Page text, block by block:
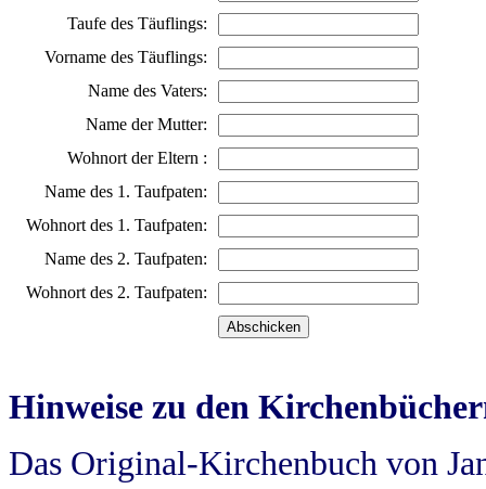
Taufe des Täuflings:
Vorname des Täuflings:
Name des Vaters:
Name der Mutter:
Wohnort der Eltern :
Name des 1. Taufpaten:
Wohnort des 1. Taufpaten:
Name des 2. Taufpaten:
Wohnort des 2. Taufpaten:
Hinweise zu den
Das Original-Kirchenbuch von